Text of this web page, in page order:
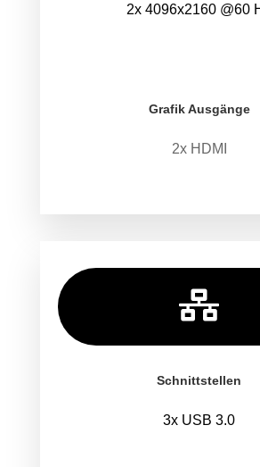
2x 4096x2160 @60
Grafik Ausgänge
2x HDMI

Schnittstellen
3x USB 3.0